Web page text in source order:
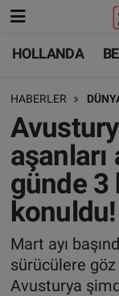
HOLLANDA
HABERLER
günde 3
konuldu!
Mart ayı
sürücülere göz
Avusturya
HOLLANDA
BELÇİKA
ALMANYA
FRANSA
AVUSTURYA
SAĞLIK -
HOLLANDA
BELÇİKA
ALMANYA
TÜRKİYE
DÜNYA
BİLİM-
Nöbetçi
Hava
Trafik
Süper Lig
Tüm
Son Dakika